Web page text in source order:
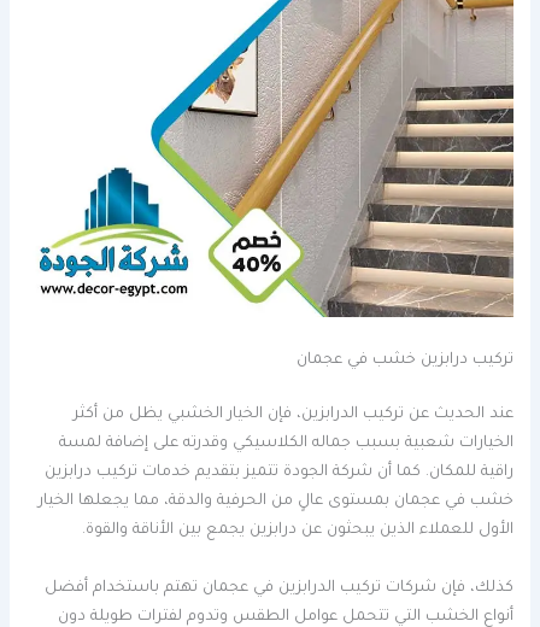
تركيب درابزين خشب في عجمان
عند الحديث عن تركيب الدرابزين، فإن الخيار الخشبي يظل من أكثر
الخيارات شعبية بسبب جماله الكلاسيكي وقدرته على إضافة لمسة
راقية للمكان. كما أن شركة الجودة تتميز بتقديم خدمات تركيب درابزين
خشب في عجمان بمستوى عالٍ من الحرفية والدقة، مما يجعلها الخيار
الأول للعملاء الذين يبحثون عن درابزين يجمع بين الأناقة والقوة.
كذلك، فإن شركات تركيب الدرابزين في عجمان تهتم باستخدام أفضل
أنواع الخشب التي تتحمل عوامل الطقس وتدوم لفترات طويلة دون